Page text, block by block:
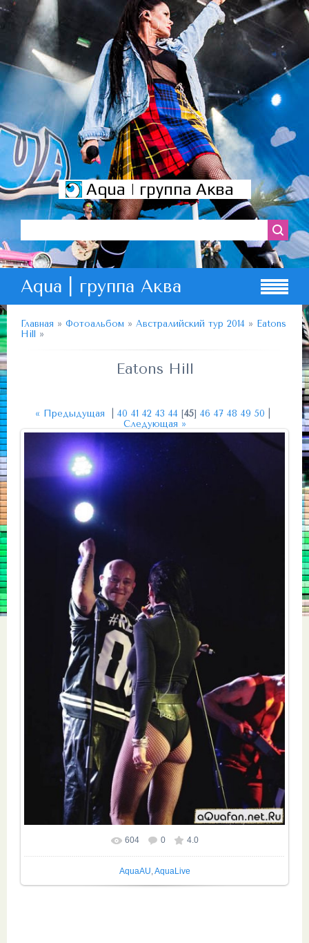
Aqua | группа Аква
Aqua | группа Аква
Главная » Фотоальбом » Австралийский тур 2014 » Eatons
Hill
»
Eatons Hill
« Предыдущая 40 41 42 43 44 [45] 46 47 48 49 50
Следующая »
604 0 4.0
AquaAU,AquaLive